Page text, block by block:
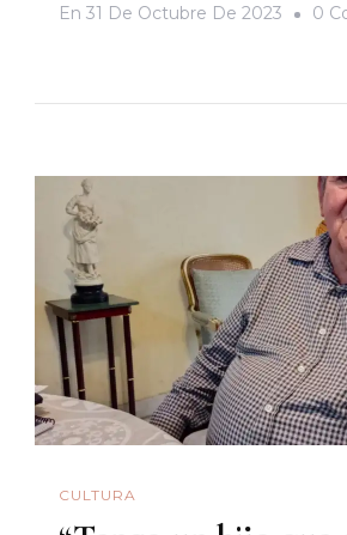
En 31 De Octubre De 2023 0
CULTURA